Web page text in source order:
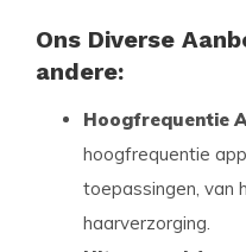
Ons Diverse
andere:
Hoogfrequentie
hoogfrequentie
toepassingen, van
haarverzorging.